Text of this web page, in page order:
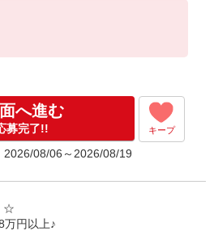
支給！（条件あり）
へ進む
募完了!! キープ
2026/08/06～2026/08/19
☆
万円以上♪